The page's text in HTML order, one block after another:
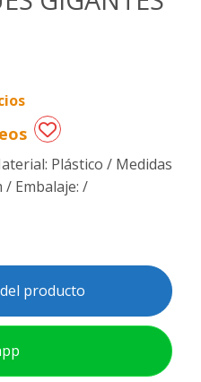
Plástico / Medidas
/ Embalaje: /
producto